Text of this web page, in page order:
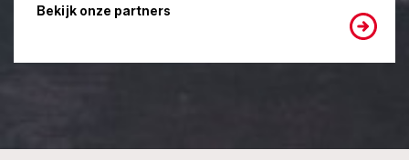
Bekijk onze partners